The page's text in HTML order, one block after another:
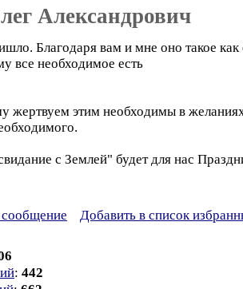
Александрович
Благодаря вам и мне оно такое как
все необходимое есть
жертвуем этим необходимы в
с Землей" будет для нас
Добавить в список
: 442